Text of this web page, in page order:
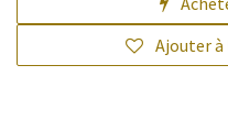
Ajouter à